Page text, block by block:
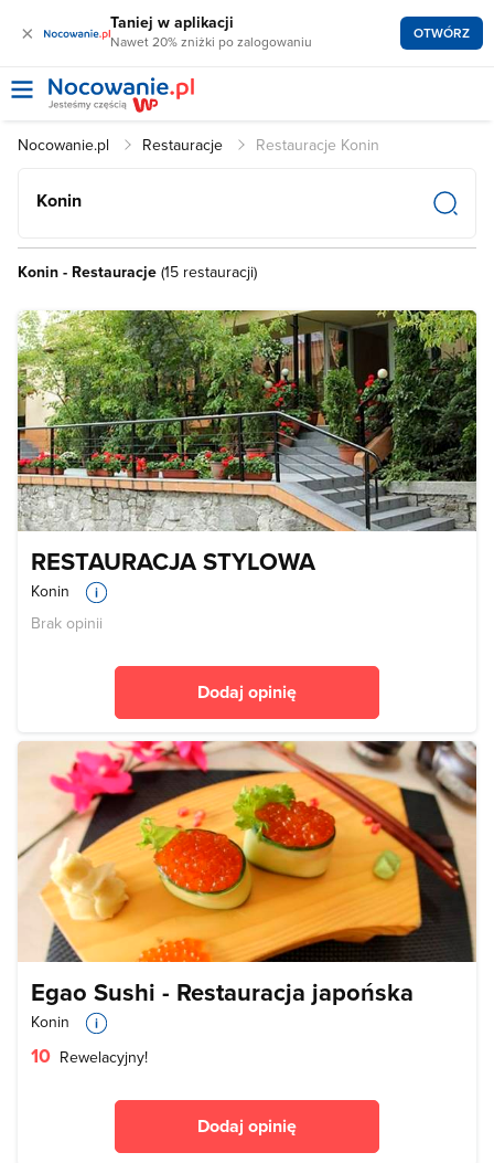
× Taniej w aplikacji
Nawet 20% zniżki po zalogowaniu OTWÓRZ
Nocowanie.pl Restauracje Restauracje Konin
Konin
Konin - Restauracje (15 restauracji)
RESTAURACJA STYLOWA
Konin
Brak opinii
Dodaj opinię
Egao Sushi - Restauracja japońska
Konin
10 Rewelacyjny!
Dodaj opinię